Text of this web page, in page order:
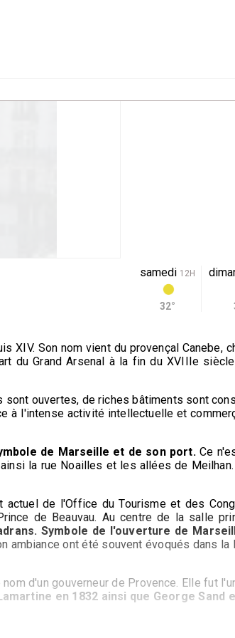
samedi 12H
32°
Son nom vient du provençal Canebe,
du Grand Arsenal à la fin du XVIIIe
sont ouvertes, de riches bâtiments sont
à l'intense activité intellectuelle et
de Marseille et de son port.Ce
la rue Noailles et les allées de Meilhan.
de l'Office du Tourisme et des
de Beauvau. Au centre de la salle
Symbole de l'ouverture de
ambiance ont été souvent évoqués dans
d'un gouverneur de Provence. Elle fut
en 1832 ainsi que George Sand
de spectacle furent d'ailleurs